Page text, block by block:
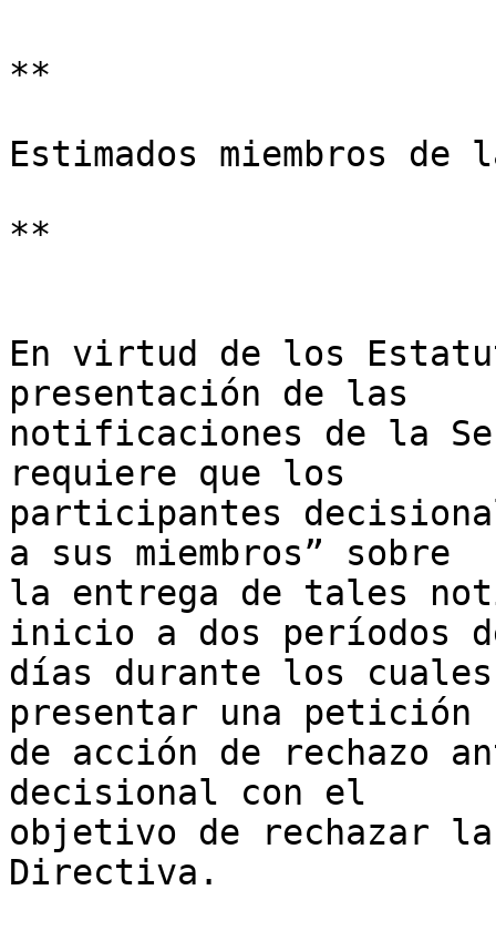
**
Estimados miembros
**
En virtud de los
presentación de las
notificaciones de la
requiere que los
participantes
a sus miembros” sobre
la entrega de tales
inicio a dos períodos
días durante los
presentar una petición
de acción de rechazo
decisional con el
objetivo de rechazar
Directiva.